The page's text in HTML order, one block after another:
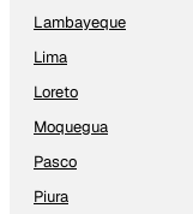
Lambayeque
Lima
Loreto
Moquegua
Pasco
Piura